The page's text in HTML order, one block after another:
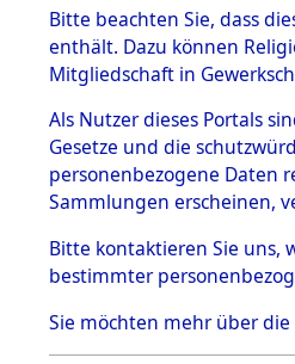
BESTÄNDE
1.
mente
5. Verschiedenes
5.3
Todesmärsche
5.3.1 Alliierte
Erhebungen
zu
Todesmärsch
en
5.3.2
Bitte beachten Sie, dass
enthält. Dazu können
Mitgliedschaft in
Als Nutzer dieses Portals
Gesetze und die
personenbezogene Daten
Sammlungen erscheinen,
Bitte kontaktieren Sie uns,
bestimmter
Sie möchten mehr über